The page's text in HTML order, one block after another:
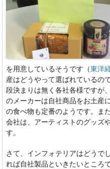
を用意しているそうです（東洋
産はどうやって選ばれているの
段決まりは無く各社各様ですが
のメーカーは自社商品をお土産
の食べ物も定番のようです。ま
会社は、アーティストのグッズ
す。
さて、インフォテリアはどうで
れば自社製品といきたいところ